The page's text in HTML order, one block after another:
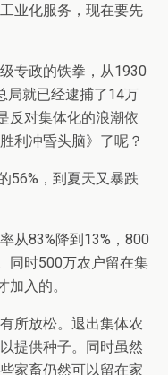
业化服务，现在要先
专政的铁拳，从1930
局就已经逮捕了14万
反对集体化的浪潮依
利冲昏头脑》了呢？
56%，到夏天又暴跌
从83%降到13%，800
同时500万农户留在集
入的。
所放松。退出集体农
提供种子。同时虽然
家畜仍然可以留在家